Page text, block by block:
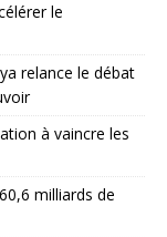
le
relance le débat
à vaincre les
milliards de